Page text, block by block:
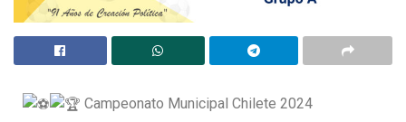
Campeonato Municipal Chilete 2024